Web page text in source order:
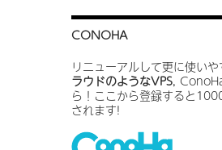
CONOHA
リニューアルして更に使い
ラウドのようなVPS,
ら！ここから登録すると
されます!